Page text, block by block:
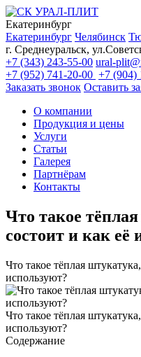
Екатеринбург
Екатеринбург Челябинск
г. Среднеуральск,
+7 (343) 243-55-00 ural-
+7 (952) 741-20-00 +7 (904)
Заказать звонок Оставить
О компании
Продукция и цены
Услуги
Статьи
Галерея
Партнёрам
Контакты
Что такое
состоит и как её
Что такое тёплая
используют?
Что такое тёплая
используют?
Содержание